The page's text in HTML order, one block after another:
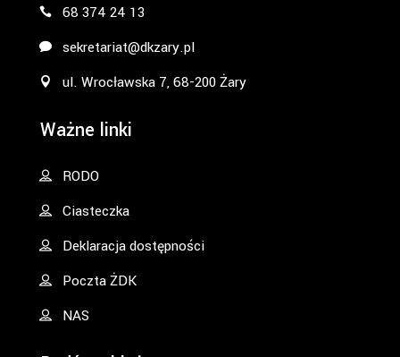
68 374 24 13
sekretariat@dkzary.pl
ul. Wrocławska 7, 68-200 Żary
Ważne linki
RODO
Ciasteczka
Deklaracja dostępności
Poczta ŻDK
NAS